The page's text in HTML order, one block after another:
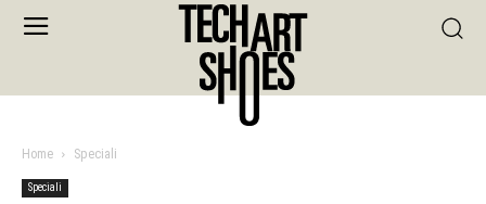
Home Speciali
Speciali